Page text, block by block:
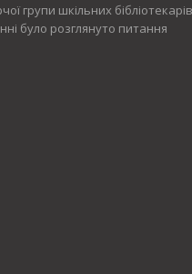
групи шкільних бібліотекарів
було розглянуто питання